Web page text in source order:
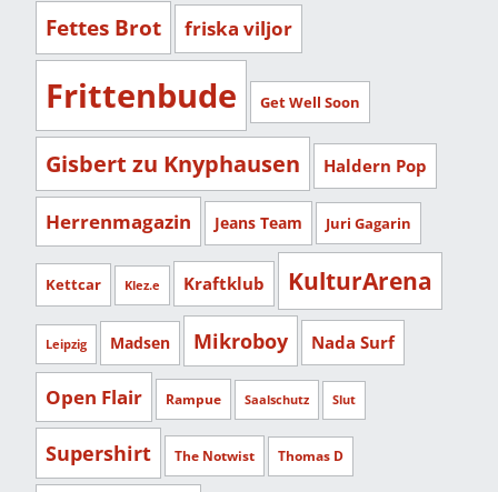
Fettes Brot friska viljor
Frittenbude Get Well Soon
Gisbert zu Knyphausen Haldern Pop
Herrenmagazin Jeans Team Juri Gagarin
Kettcar Klez.e Kraftklub KulturArena
Leipzig Madsen Mikroboy Nada Surf
Open Flair Rampue Saalschutz Slut
Supershirt The Notwist Thomas D